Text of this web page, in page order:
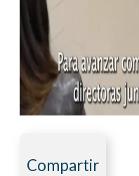
Compartir